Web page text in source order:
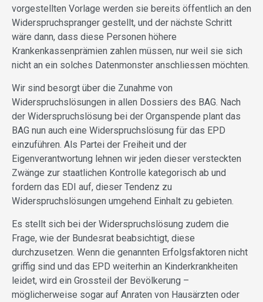
vorgestellten Vorlage werden sie bereits öffentlich an den
Widerspruchspranger gestellt, und der nächste Schritt
wäre dann, dass diese Personen höhere
Krankenkassenprämien zahlen müssen, nur weil sie sich
nicht an ein solches Datenmonster anschliessen möchten.
Wir sind besorgt über die Zunahme von
Widerspruchslösungen in allen Dossiers des BAG. Nach
der Widerspruchslösung bei der Organspende plant das
BAG nun auch eine Widerspruchslösung für das EPD
einzuführen. Als Partei der Freiheit und der
Eigenverantwortung lehnen wir jeden dieser versteckten
Zwänge zur staatlichen Kontrolle kategorisch ab und
fordern das EDI auf, dieser Tendenz zu
Widerspruchslösungen umgehend Einhalt zu gebieten.
Es stellt sich bei der Widerspruchslösung zudem die
Frage, wie der Bundesrat beabsichtigt, diese
durchzusetzen. Wenn die genannten Erfolgsfaktoren nicht
griffig sind und das EPD weiterhin an Kinderkrankheiten
leidet, wird ein Grossteil der Bevölkerung –
möglicherweise sogar auf Anraten von Hausärzten oder